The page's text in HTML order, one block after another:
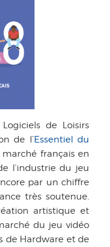
de Loisirs
de l’Essentiel du
français en
l’industrie du jeu
par un chiffre
très soutenue.
artistique et
du jeu vidéo
de Hardware et de